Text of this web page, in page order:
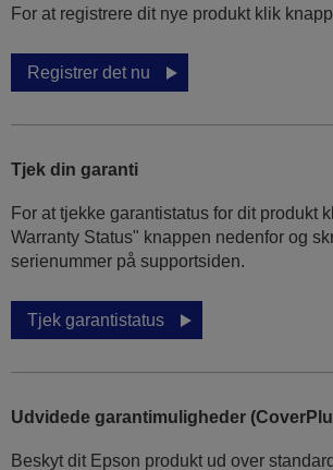
For at registrere dit nye produkt klik
Registrer det nu
Tjek din garanti
For at tjekke garantistatus for dit produkt
Warranty Status" knappen nedenfor og
serienummer på supportsiden.
Tjek garantistatus
Udvidede garantimuligheder
Beskyt dit Epson produkt ud over